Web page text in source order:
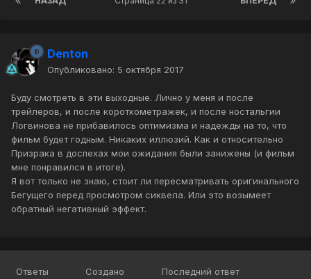
Denton
Опубликовано: 5 октября 2017
Буду смотреть в эти выходные. Лично у меня и после
трейлеров, и после короткометражек, и после ностальгии
Логвинова не прибавилось оптимизма и надежды на то, что
фильм будет годным. Никаких иллюзий. Как и относительно
Призрака в доспехах мои ожидания были занижены (и фильм
мне понравился в итоге).
Я вот только не знаю, стоит ли пересматривать оригинального
Бегущего перед просмотром сиквела. Или это возымеет
обратный негативный эффект.
Ответы Создано Последний ответ